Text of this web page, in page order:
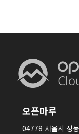
오픈마루
04778 서울시 성